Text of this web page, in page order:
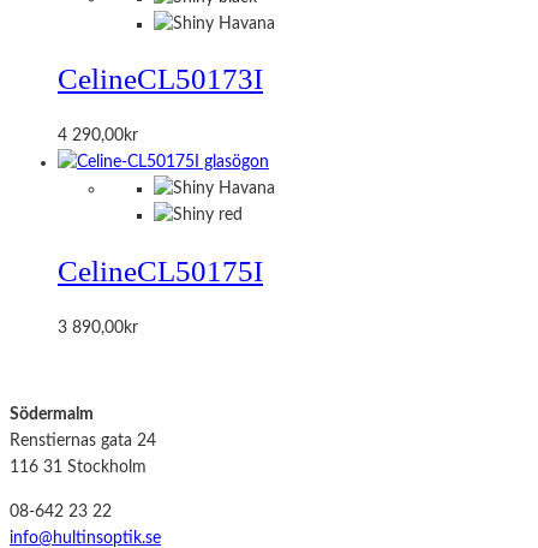
CelineCL50173I
4 290,00kr
CelineCL50175I
3 890,00kr
Södermalm
Renstiernas gata 24
116 31 Stockholm
08-642 23 22
info@hultinsoptik.se